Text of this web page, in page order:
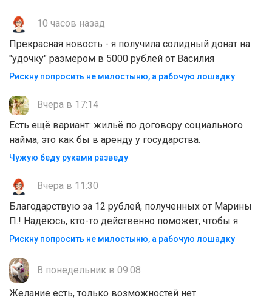
10 часов назад
Прекрасная новость - я получила солидный донат на
"удочку" размером в 5000 рублей от Василия
Рискну попросить не милостыню, а рабочую лошадку
Вчера в 17:14
Есть ещё вариант: жильё по договору социального
найма, это как бы в аренду у государства.
Чужую беду руками разведу
Вчера в 11:30
Благодарствую за 12 рублей, полученных от Марины
П.! Надеюсь, кто-то действенно поможет, чтобы я
Рискну попросить не милостыню, а рабочую лошадку
В понедельник в 09:08
Желание есть, только возможностей нет